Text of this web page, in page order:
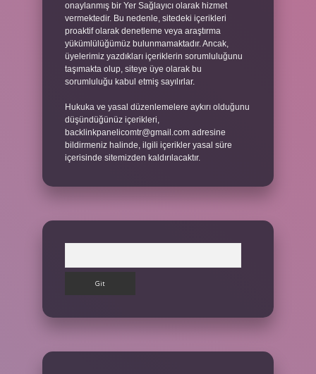
onaylanmış bir Yer Sağlayıcı olarak hizmet
vermektedir. Bu nedenle, sitedeki içerikleri
proaktif olarak denetleme veya araştırma
yükümlülüğümüz bulunmamaktadır. Ancak,
üyelerimiz yazdıkları içeriklerin sorumluluğunu
taşımakta olup, siteye üye olarak bu
sorumluluğu kabul etmiş sayılırlar.
Hukuka ve yasal düzenlemelere aykırı olduğunu
düşündüğünüz içerikleri,
backlinkpanelicomtr@gmail.com adresine
bildirmeniz halinde, ilgili içerikler yasal süre
içerisinde sitemizden kaldırılacaktır.